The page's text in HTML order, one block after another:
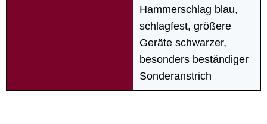
Hammerschlag blau,
schlagfest, größere
Geräte schwarzer,
besonders beständiger
Sonderanstrich